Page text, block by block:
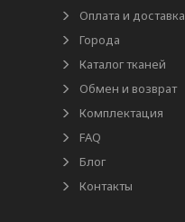
Оплата и доставка
Города
Каталог тканей
Обмен и возврат
Комплектация
FAQ
Блог
Контакты